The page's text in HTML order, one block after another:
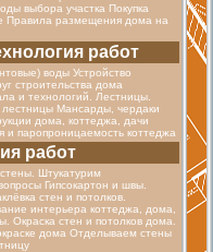
выбора участка Покупка
Правила размещения дома на
работ
воды Устройство
строительства дома
и технологий. Лестницы.
Мансарды, чердаки
дома, коттеджа, дачи
паропроницаемость коттеджа
работ
Штукатурим
Гипсокартон и швы.
стен и потолков.
интерьера коттеджа, дома,
Окраска стен и потолков дома.
дома Отделываем стены